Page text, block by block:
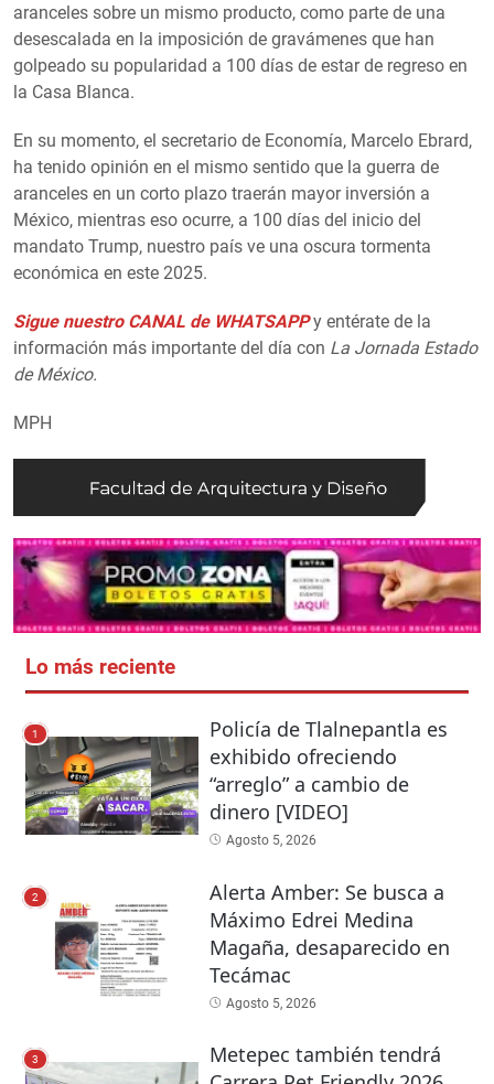
aranceles sobre un mismo producto, como parte de una
desescalada en la imposición de gravámenes que han
golpeado su popularidad a 100 días de estar de regreso en
la Casa Blanca.
En su momento, el secretario de Economía, Marcelo Ebrard,
ha tenido opinión en el mismo sentido que la guerra de
aranceles en un corto plazo traerán mayor inversión a
México, mientras eso ocurre, a 100 días del inicio del
mandato Trump, nuestro país ve una oscura tormenta
económica en este 2025.
Sigue nuestro CANAL de WHATSAPP y entérate de la
información más importante del día con La Jornada Estado
de México.
MPH
Lo más reciente
1
Policía de Tlalnepantla es
exhibido ofreciendo
“arreglo” a cambio de
dinero [VIDEO]
Agosto 5, 2026
2
Alerta Amber: Se busca a
Máximo Edrei Medina
Magaña, desaparecido en
Tecámac
Agosto 5, 2026
3
Metepec también tendrá